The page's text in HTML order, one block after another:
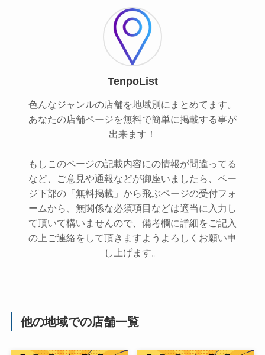
TenpoList
色んなジャンルの店舗を地域別にまとめてます。
あなたの店舗ページを無料で簡単に掲載する事が
出来ます！
もしこのページの記載内容にの情報が間違ってる
など、ご意見や通報などが御座いましたら、ペー
ジ下部の「無料掲載」から飛ぶページの受付フォ
ームから、無関係な必須項目などは適当に入力し
て頂いて構いませんので、備考欄に詳細をご記入
の上ご連絡をして頂きますようよろしくお願い申
し上げます。
他の地域での店舗一覧